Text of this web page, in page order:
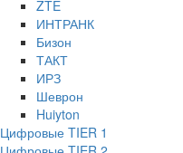
ZTE
ИНТРАНК
Бизон
ТАКТ
ИРЗ
Шеврон
Huiyton
Цифровые TIER 1